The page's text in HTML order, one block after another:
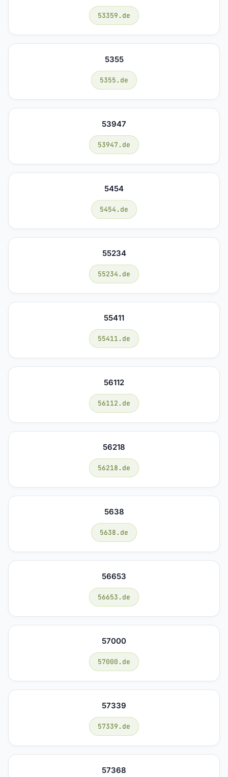
53359.de
5355
5355.de
53947
53947.de
5454
5454.de
55234
55234.de
55411
55411.de
56112
56112.de
56218
56218.de
5638
5638.de
56653
56653.de
57000
57000.de
57339
57339.de
57368